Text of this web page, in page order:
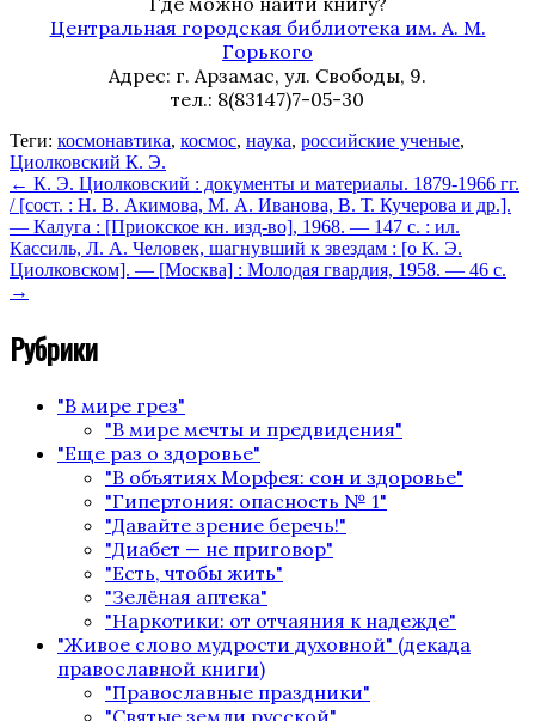
Центральная городская библиотека им. А. М.
Горького
Адрес: г. Арзамас, ул. Свободы, 9.
тел.: 8(83147)7-05-30
Теги: космонавтика, космос, наука, российские ученые,
Циолковский К. Э.
← К. Э. Циолковский : документы и материалы. 1879-1966 гг.
/ [сост. : Н. В. Акимова, М. А. Иванова, В. Т. Кучерова и др.].
— Калуга : [Приокское кн. изд-во], 1968. — 147 с. : ил.
Кассиль, Л. А. Человек, шагнувший к звездам : [о К. Э.
Циолковском]. — [Москва] : Молодая гвардия, 1958. — 46 с.
→
Рубрики
"В мире грез"
"В мире мечты и предвидения"
"Еще раз о здоровье"
"В объятиях Морфея: сон и здоровье"
"Гипертония: опасность № 1"
"Давайте зрение беречь!"
"Диабет — не приговор"
"Есть, чтобы жить"
"Зелёная аптека"
"Наркотики: от отчаяния к надежде"
"Живое слово мудрости духовной" (декада
православной книги)
"Православные праздники"